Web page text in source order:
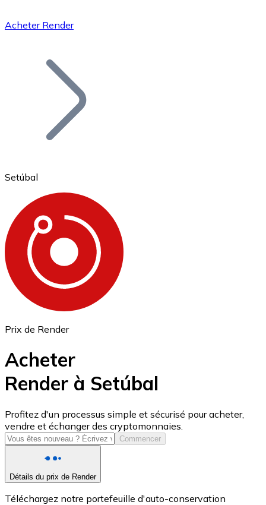
Bitcoin
Ethereum
ETH
USD Coin
USDC
Acheter Render
Setúbal
Prix de Render
Acheter
Render à Setúbal
Profitez d'un processus simple et sécurisé pour acheter,
vendre et échanger des cryptomonnaies.
Commencer
Détails du prix de Render
Téléchargez notre portefeuille d'auto-conservation